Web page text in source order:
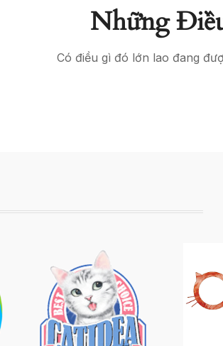
Những
Có điều gì đó lớn lao đang